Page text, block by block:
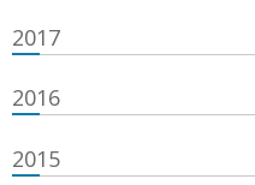
2017
2016
2015